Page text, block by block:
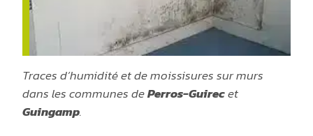
Traces d’humidité et de moissisures sur murs
dans les communes dePerros-Guirecet
Guingamp.